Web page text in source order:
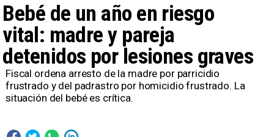
Bebé de un año en riesgo
vital: madre y pareja
detenidos por lesiones graves
Fiscal ordena arresto de la madre por parricidio
frustrado y del padrastro por homicidio frustrado. La
situación del bebé es crítica.